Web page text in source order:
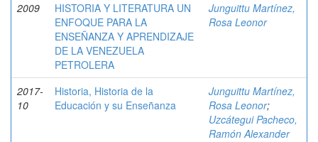
2009
HISTORIA Y LITERATURA UN
ENFOQUE PARA LA
ENSEÑANZA Y APRENDIZAJE
DE LA VENEZUELA
PETROLERA
Junguittu Martínez,
Rosa Leonor
2017-
10
Historia, Historia de la
Educación y su Enseñanza
Junguittu Martínez,
Rosa Leonor;
Uzcátegui Pacheco,
Ramón Alexander